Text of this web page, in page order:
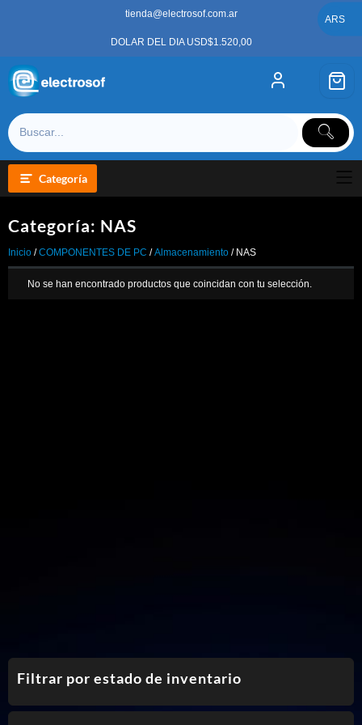
tienda@electrosof.com.ar
DOLAR DEL DIA USD$1.520,00
Categoría
Filtrar por estado de inventario
Categoría: NAS
Inicio /COMPONENTES DE PC /Almacenamiento / NAS
No se han encontrado productos que coincidan con tu selección.
ARS